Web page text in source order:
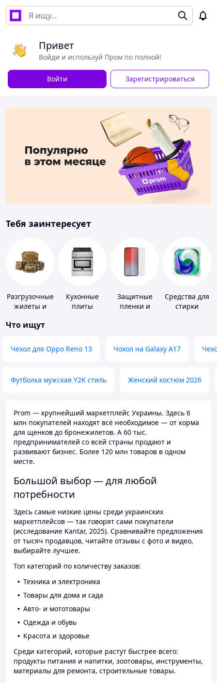
Привет
Войди и используй Пром по полной!
Войти Зарегистрироваться
Тебя заинтересует
Разгрузочные
жилеты и
без плит
Кухонные
плиты
Защитные
пленки и
Средства для
стирки
Что ищут
Чехол для Oppo Reno 13 Чохол на Galaxy A17
Футболка мужская Y2K стиль Женский костюм 2026
Prom — крупнейший маркетплейс Украины. Здесь 6
млн покупателей находят всё необходимое — от корма
для щенков до бронежилетов. А 60 тыс.
предпринимателей со всей страны продают и
развивают бизнес. Более 120 млн товаров в одном
месте.
Большой выбор — для любой
потребности
Здесь самые низкие цены среди украинских
маркетплейсов — так говорят сами покупатели
(исследование Kantar, 2025). Сравнивайте предложения
от тысяч продавцов, читайте отзывы с фото и видео,
выбирайте лучшее.
Топ категорий по количеству заказов:
Техника и электроника
Товары для дома и сада
Авто- и мототовары
Одежда и обувь
Красота и здоровье
Среди категорий, которые растут быстрее всего:
продукты питания и напитки, зоотовары, инструменты,
материалы для ремонта, строительные товары.